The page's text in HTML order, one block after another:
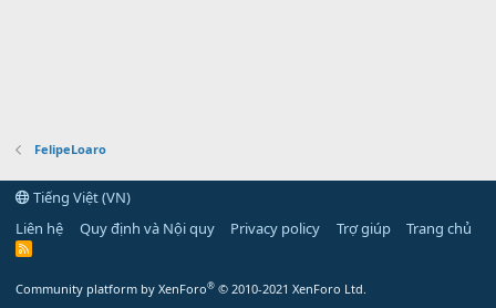
FelipeLoaro
Tiếng Việt (VN)
Liên hệ
Quy định và Nội quy Privacy policy Trợ giúp Trang chủ
R
Community platform by XenForo® © 2010-2021 XenForo Ltd.